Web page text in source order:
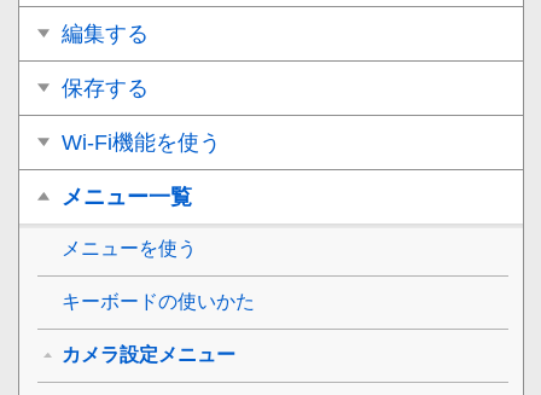
編集する
保存する
Wi-Fi機能を使う
メニュー一覧
メニューを使う
キーボードの使いかた
カメラ設定メニュー